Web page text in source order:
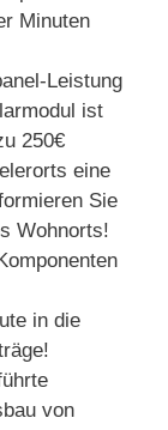
Minuten
Leistung
ist
250€
eine
Sie
Wohnorts!
in die
von